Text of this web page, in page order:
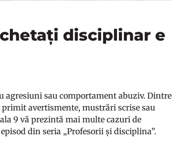
disciplinar e
sau comportament abuziv. Dintre
avertismente, mustrări scrise sau
9 vă prezintă mai multe cazuri de
din seria „Profesorii și disciplina”.